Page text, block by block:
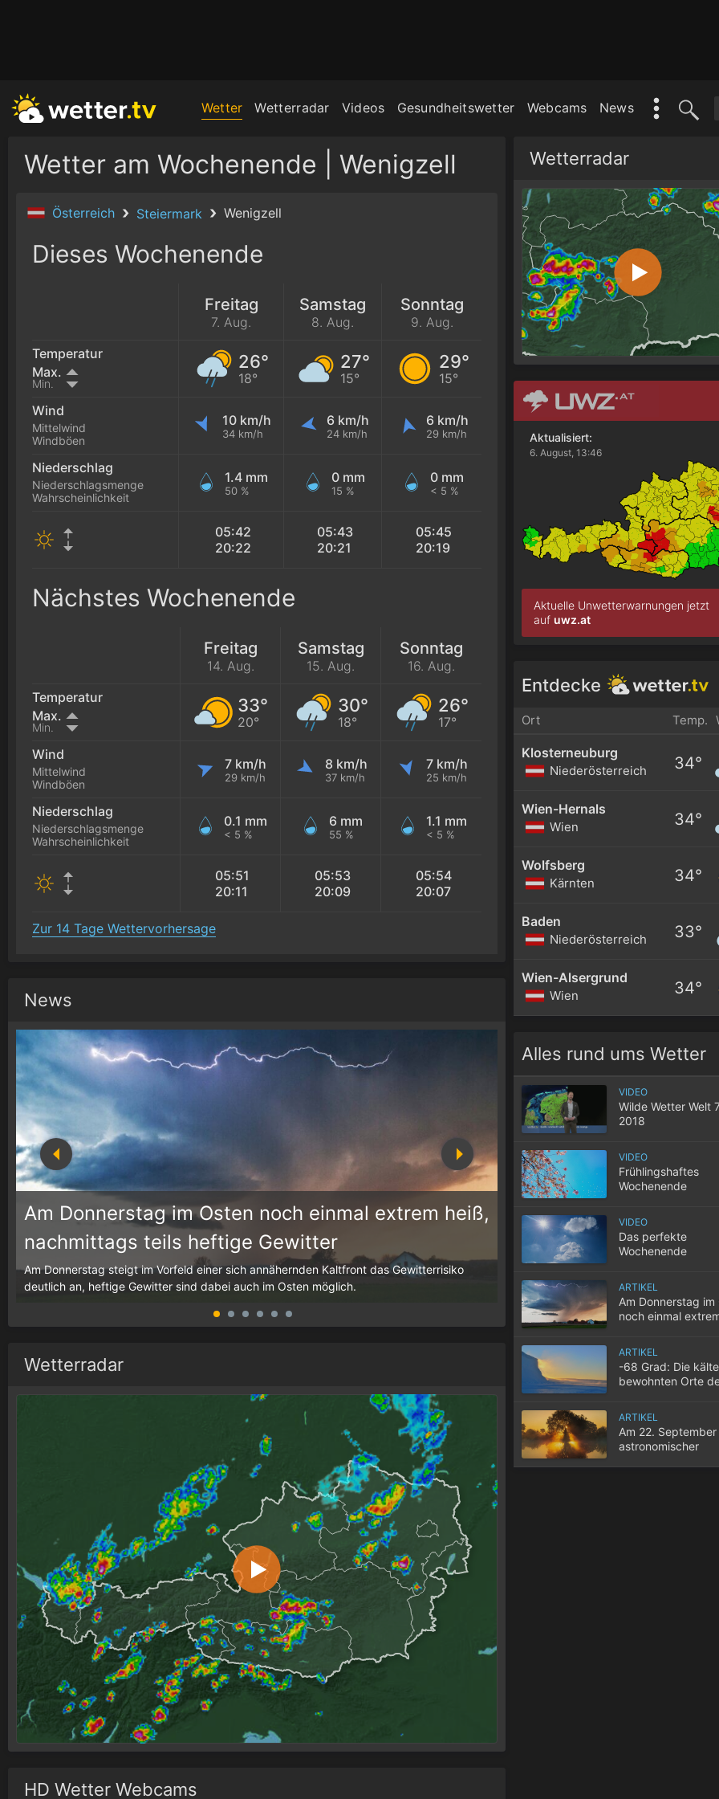
Wetter Wetterradar Videos Gesundheitswetter Webcams News
Wetter am Wochenende | Wenigzell
Österreich Steiermark Wenigzell
Dieses Wochenende
Freitag
7. Aug.
Samstag
8. Aug.
Sonntag
9. Aug.
Temperatur
Max.
Min.
26°
18°
27°
15°
29°
15°
Wind
Mittelwind
Windböen
10 km/h
34 km/h
6 km/h
24 km/h
6 km/h
29 km/h
Niederschlag
Niederschlagsmenge
Wahrscheinlichkeit
1.4 mm
50 %
0 mm
15 %
0 mm
< 5 %
05:42
20:22
05:43
20:21
05:45
20:19
Nächstes Wochenende
Freitag
14. Aug.
Samstag
15. Aug.
Sonntag
16. Aug.
Temperatur
Max.
Min.
33°
20°
30°
18°
26°
17°
Wind
Mittelwind
Windböen
7 km/h
29 km/h
8 km/h
37 km/h
7 km/h
25 km/h
Niederschlag
Niederschlagsmenge
Wahrscheinlichkeit
0.1 mm
< 5 %
6 mm
55 %
1.1 mm
< 5 %
05:51
20:11
05:53
20:09
05:54
20:07
Zur 14 Tage Wettervorhersage
News
Am Donnerstag im Osten noch einmal extrem heiß,
nachmittags teils heftige Gewitter
Am Donnerstag steigt im Vorfeld einer sich annähernden Kaltfront das Gewitterrisiko
deutlich an, heftige Gewitter sind dabei auch im Osten möglich.
10 Tipps für einen
der Wohnung nicht entweicht, wird der
Wetterradar
HD Wetter Webcams
Wetterradar
Aktualisiert:
6. August, 13:46
Aktuelle Unwetterwarnungen jetzt
auf uwz.at
Entdecke
Ort Temp.
Klosterneuburg
Niederösterreich 34°
Wien-Hernals
Wien 34°
Wolfsberg
Kärnten 34°
Baden
Niederösterreich 33°
Wien-Alsergrund
Wien 34°
Alles rund ums Wetter
VIDEO
Wilde Wetter Welt
2018
VIDEO
Frühlingshaftes
Wochenende
VIDEO
Das perfekte
Wochenende
ARTIKEL
Am Donnerstag im
noch einmal
Gewitter
ARTIKEL
-68 Grad: Die
bewohnten Orte
ARTIKEL
Am 22.
astronomischer